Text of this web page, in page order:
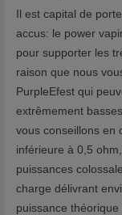
Il est capital de
accus: le power
pour supporter les
raison que nous
PurpleEfest qui
extrêmement
vous conseillons en
inférieure à 0,5
puissances
charge délivrant
puissance théorique